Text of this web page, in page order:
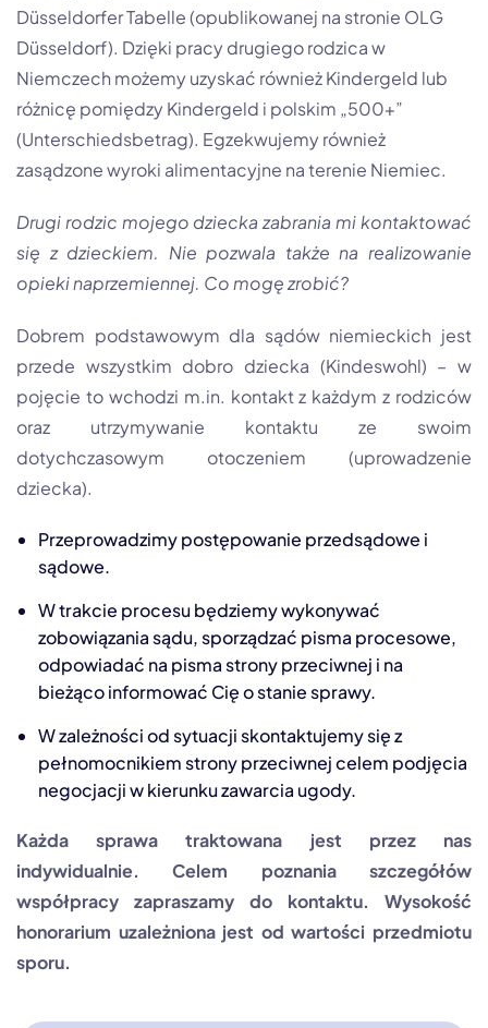
Düsseldorfer Tabelle (opublikowanej na stronie OLG
Düsseldorf). Dzięki pracy drugiego rodzica w
Niemczech możemy uzyskać również Kindergeld lub
różnicę pomiędzy Kindergeld i polskim „500+”
(Unterschiedsbetrag). Egzekwujemy również
zasądzone wyroki alimentacyjne na terenie Niemiec.
Drugi rodzic mojego dziecka zabrania mi kontaktować
się z dzieckiem. Nie pozwala także na realizowanie
opieki naprzemiennej. Co mogę zrobić?
Dobrem podstawowym dla sądów niemieckich jest
przede wszystkim dobro dziecka (Kindeswohl) – w
pojęcie to wchodzi m.in. kontakt z każdym z rodziców
oraz utrzymywanie kontaktu ze swoim
dotychczasowym otoczeniem (uprowadzenie
dziecka).
Przeprowadzimy postępowanie przedsądowe i
sądowe.
W trakcie procesu będziemy wykonywać
zobowiązania sądu, sporządzać pisma procesowe,
odpowiadać na pisma strony przeciwnej i na
bieżąco informować Cię o stanie sprawy.
W zależności od sytuacji skontaktujemy się z
pełnomocnikiem strony przeciwnej celem podjęcia
negocjacji w kierunku zawarcia ugody.
Każda sprawa traktowana jest przez nas
indywidualnie. Celem poznania szczegółów
współpracy zapraszamy do kontaktu. Wysokość
honorarium uzależniona jest od wartości przedmiotu
sporu.